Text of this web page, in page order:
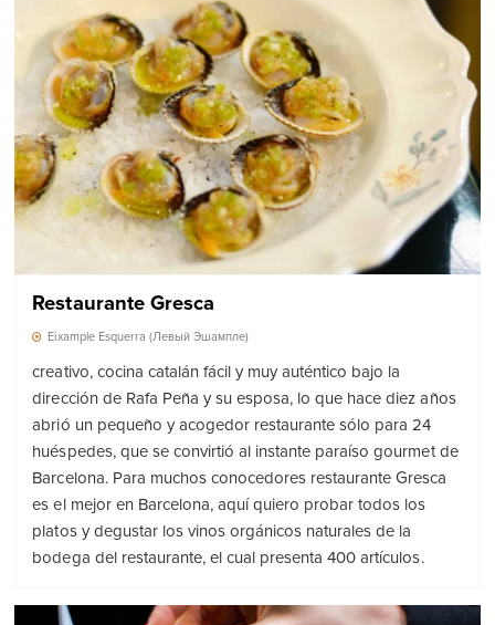
Restaurante Gresca
Eixample Esquerra (Левый Эшампле)
creativo, cocina catalán fácil y muy auténtico bajo la
dirección de Rafa Peña y su esposa, lo que hace diez años
abrió un pequeño y acogedor restaurante sólo para 24
huéspedes, que se convirtió al instante paraíso gourmet de
Barcelona. Para muchos conocedores restaurante Gresca
es el mejor en Barcelona, aquí quiero probar todos los
platos y degustar los vinos orgánicos naturales de la
bodega del restaurante, el cual presenta 400 artículos.